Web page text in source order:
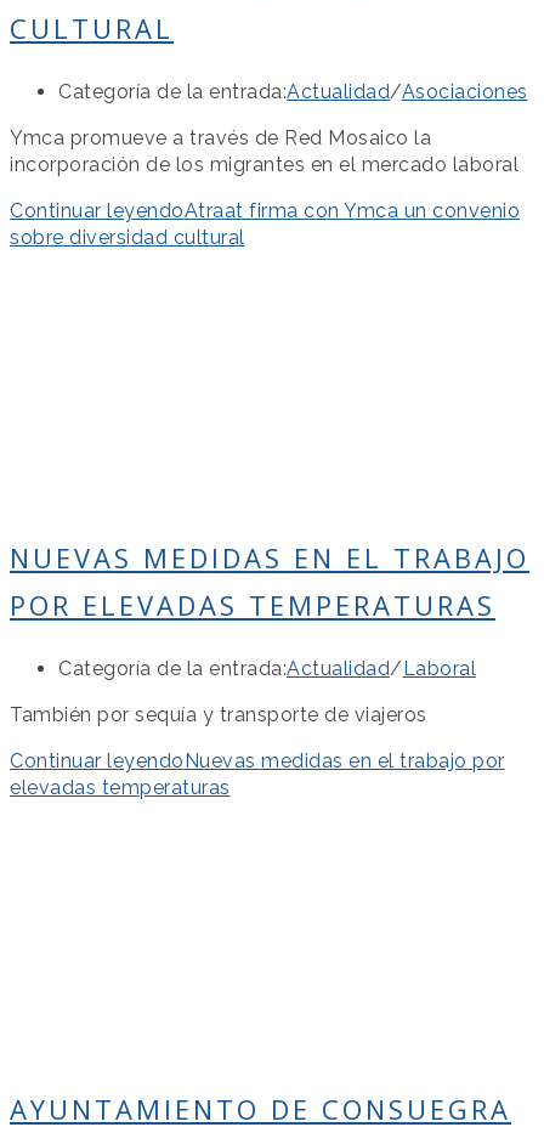
CULTURAL
Categoría de la entrada:Actualidad/Asociaciones
Ymca promueve a través de Red Mosaico la
incorporación de los migrantes en el mercado laboral
Continuar leyendoAtraat firma con Ymca un convenio
sobre diversidad cultural
NUEVAS MEDIDAS EN EL TRABAJO
POR ELEVADAS TEMPERATURAS
Categoría de la entrada:Actualidad/ Laboral
También por sequía y transporte de viajeros
Continuar leyendo Nuevas medidas en el trabajo por
elevadas temperaturas
AYUNTAMIENTO DE CONSUEGRA